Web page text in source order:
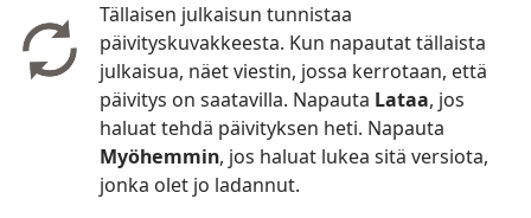
Tällaisen julkaisun tunnistaa
päivityskuvakkeesta. Kun napautat tällaista
julkaisua, näet viestin, jossa kerrotaan, että
päivitys on saatavilla. Napauta Lataa, jos
haluat tehdä päivityksen heti. Napauta
Myöhemmin, jos haluat lukea sitä versiota,
jonka olet jo ladannut.